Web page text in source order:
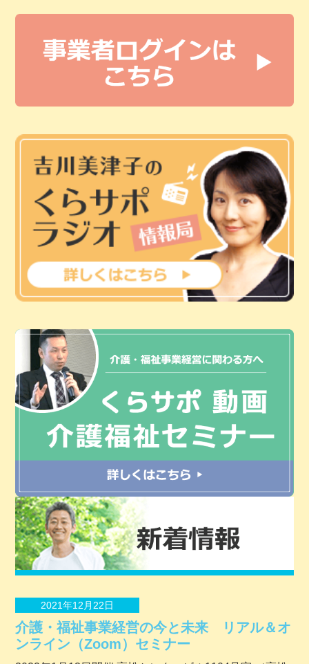
2021年12月22日
介護・福祉事業経営の今と未来 リアル＆オ
ンライン（Zoom）セミナー